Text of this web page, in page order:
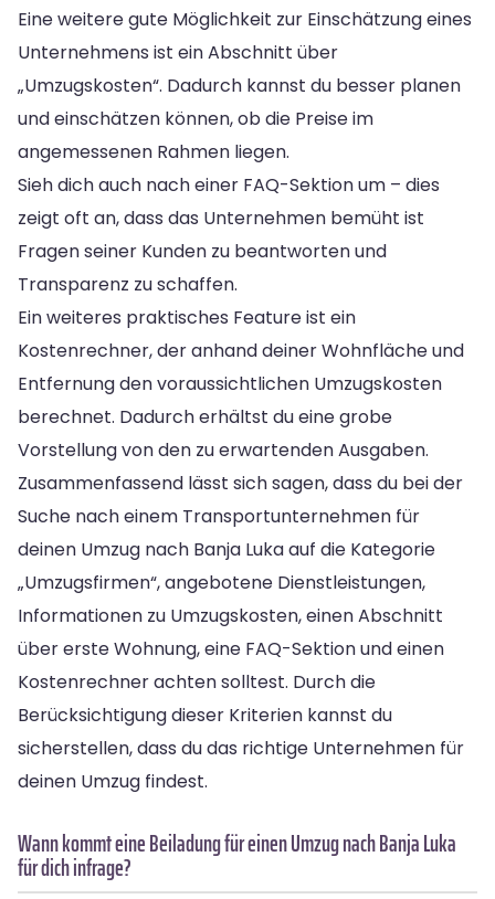
Eine weitere gute Möglichkeit zur Einschätzung eines
Unternehmens ist ein Abschnitt über
„Umzugskosten“. Dadurch kannst du besser planen
und einschätzen können, ob die Preise im
angemessenen Rahmen liegen.
Sieh dich auch nach einer FAQ-Sektion um – dies
zeigt oft an, dass das Unternehmen bemüht ist
Fragen seiner Kunden zu beantworten und
Transparenz zu schaffen.
Ein weiteres praktisches Feature ist ein
Kostenrechner, der anhand deiner Wohnfläche und
Entfernung den voraussichtlichen Umzugskosten
berechnet. Dadurch erhältst du eine grobe
Vorstellung von den zu erwartenden Ausgaben.
Zusammenfassend lässt sich sagen, dass du bei der
Suche nach einem Transportunternehmen für
deinen Umzug nach Banja Luka auf die Kategorie
„Umzugsfirmen“, angebotene Dienstleistungen,
Informationen zu Umzugskosten, einen Abschnitt
über erste Wohnung, eine FAQ-Sektion und einen
Kostenrechner achten solltest. Durch die
Berücksichtigung dieser Kriterien kannst du
sicherstellen, dass du das richtige Unternehmen für
deinen Umzug findest.
Wann kommt eine Beiladung für einen Umzug nach Banja Luka
für dich infrage?